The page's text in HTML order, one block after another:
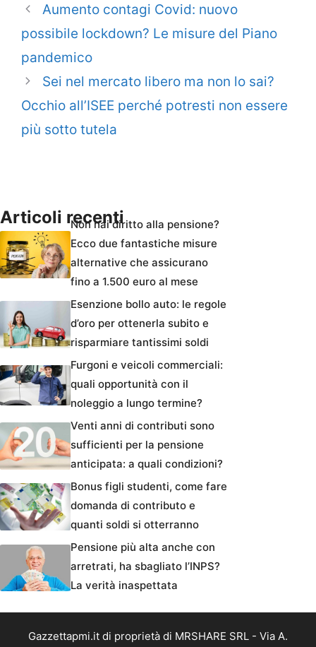
Aumento contagi Covid: nuovo
possibile lockdown? Le misure del Piano
pandemico
Sei nel mercato libero ma non lo sai?
Occhio all’ISEE perché potresti non essere
più sotto tutela
Articoli recentiNon hai diritto alla pensione?
Ecco due fantastiche misure
alternative che assicurano
fino a 1.500 euro al mese
Esenzione bollo auto: le regole
d’oro per ottenerla subito e
risparmiare tantissimi soldi
Furgoni e veicoli commerciali:
quali opportunità con il
noleggio a lungo termine?
Venti anni di contributi sono
sufficienti per la pensione
anticipata: a quali condizioni?
Bonus figli studenti, come fare
domanda di contributo e
quanti soldi si otterranno
Pensione più alta anche con
arretrati, ha sbagliato l’INPS?
La verità inaspettata
Gazzettapmi.it di proprietà di MRSHARE SRL - Via A.